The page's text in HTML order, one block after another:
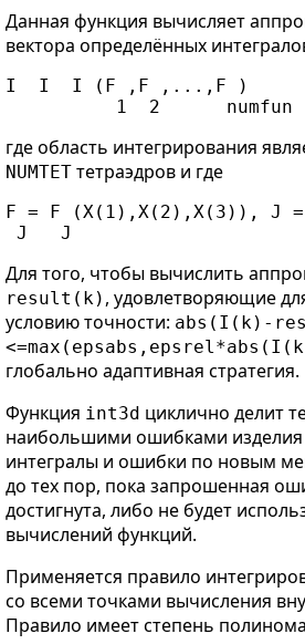
Данная функция вычисляет
вектора определённых
I  I  I (F ,F ,...,F )
где область интегрирования
NUMTET тетраэдров и где
F = F (X(1),X(2),X(3)), J =
Для того, чтобы вычислить
result(k) , удовлетворяющие
условию точности: abs(I(k)-
глобально адаптивная стратегия.
Функция int3d циклично делит
наибольшими ошибками изделия
интегралы и ошибки по новым
до тех пор, пока запрошенная
достигнута, либо не будет
вычислений функций.
Применяется правило
со всеми точками вычисления
Правило имеет степень